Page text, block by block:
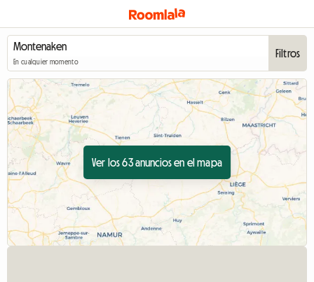
En cualquier momento
Filtros
Ver los 63 anuncios en el mapa